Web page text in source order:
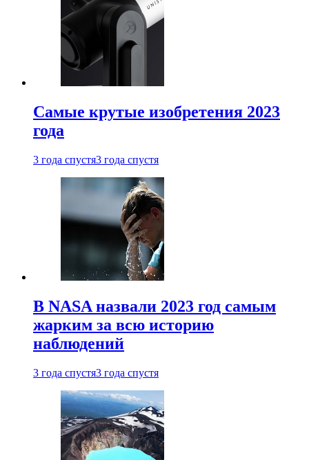
Самые крутые изобретения 2023
года
3 года спустя3 года спустя
В NASA назвали 2023 год самым
жарким за всю историю
наблюдений
3 года спустя3 года спустя